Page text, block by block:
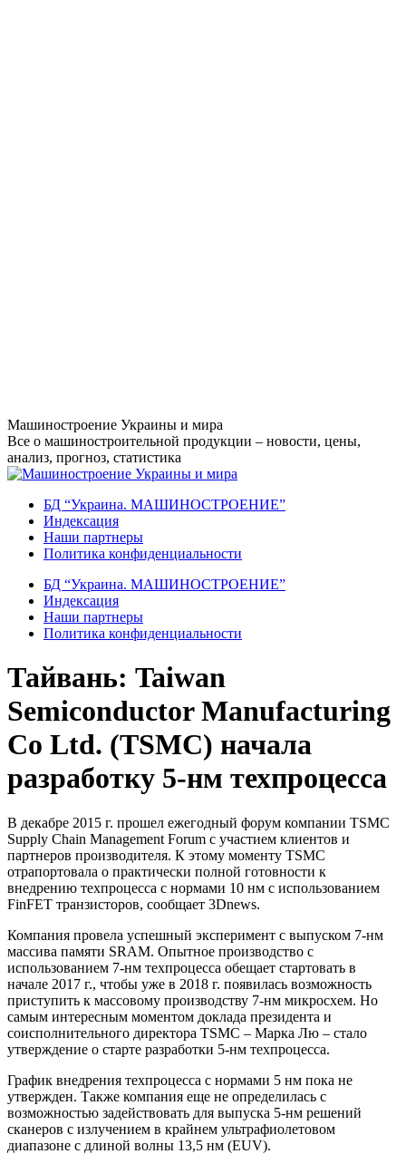
Перейти
к
содержанию
Машиностроение Украины и мира
Все о машиностроительной продукции – новости, цены,
анализ, прогноз, статистика
БД “Украина. МАШИНОСТРОЕНИЕ”
Индекcация
Наши партнеры
Политика конфиденциальности
БД “Украина. МАШИНОСТРОЕНИЕ”
Индекcация
Наши партнеры
Политика конфиденциальности
Тайвань: Taiwan
Semiconductor Manufacturing
Co Ltd. (TSMC) начала
разработку 5-нм техпроцесса
В декабре 2015 г. прошел ежегодный форум компании TSMC
Supply Chain Management Forum с участием клиентов и
партнеров производителя. К этому моменту TSMC
отрапортовала о практически полной готовности к
внедрению техпроцесса с нормами 10 нм с использованием
FinFET транзисторов, сообщает 3Dnews.
Компания провела успешный эксперимент с выпуском 7-нм
массива памяти SRAM. Опытное производство с
использованием 7-нм техпроцесса обещает стартовать в
начале 2017 г., чтобы уже в 2018 г. появилась возможность
приступить к массовому производству 7-нм микросхем. Но
самым интересным моментом доклада президента и
соисполнительного директора TSMC – Марка Лю – стало
утверждение о старте разработки 5-нм техпроцесса.
График внедрения техпроцесса с нормами 5 нм пока не
утвержден. Также компания еще не определилась с
возможностью задействовать для выпуска 5-нм решений
сканеров с излучением в крайнем ультрафиолетовом
диапазоне с длиной волны 13,5 нм (EUV).